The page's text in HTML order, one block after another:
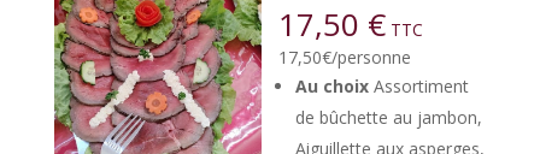
17,50 € TTC
17,50€/personne
Au choixAssortiment
de bûchette au jambon,
Aiguillette aux asperges,